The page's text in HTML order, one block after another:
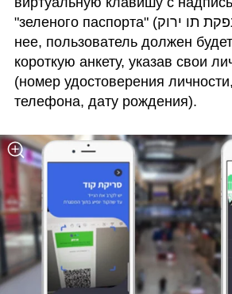
"зеленого паспорта" (הנפקת תו ירוק). Нажав на
нее, пользователь должен
короткую анкету, указав свои
(номер удостоверения
телефона, дату рождения).